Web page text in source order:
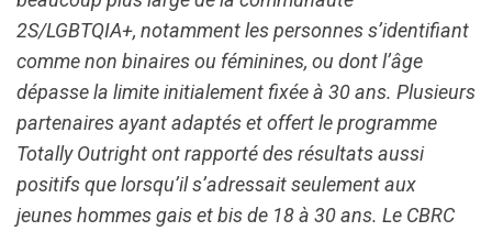
2S/LGBTQIA+, notamment les personnes s’identifiant
comme non binaires ou féminines, ou dont l’âge
dépasse la limite initialement fixée à 30 ans. Plusieurs
partenaires ayant adaptés et offert le programme
Totally Outright ont rapporté des résultats aussi
positifs que lorsqu’il s’adressait seulement aux
jeunes hommes gais et bis de 18 à 30 ans. Le CBRC